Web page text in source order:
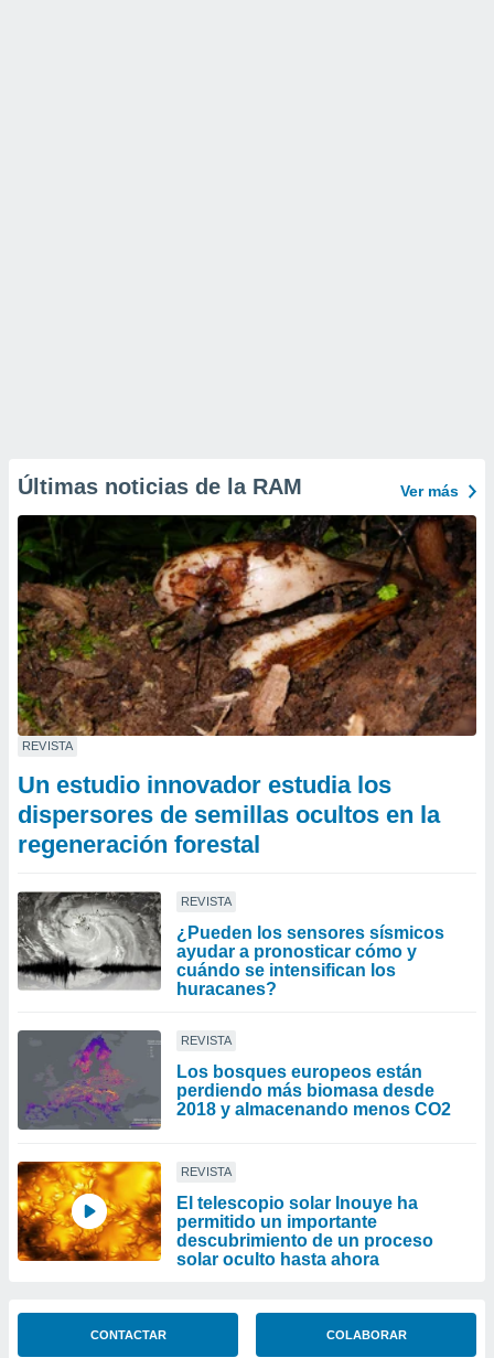
Últimas noticias de la RAM Ver más
REVISTA
Un estudio innovador estudia los
dispersores de semillas ocultos en la
regeneración forestal
REVISTA
¿Pueden los sensores sísmicos
ayudar a pronosticar cómo y
cuándo se intensifican los
huracanes?
REVISTA
Los bosques europeos están
perdiendo más biomasa desde
2018 y almacenando menos CO2
REVISTA
El telescopio solar Inouye ha
permitido un importante
descubrimiento de un proceso
solar oculto hasta ahora
CONTACTAR COLABORAR